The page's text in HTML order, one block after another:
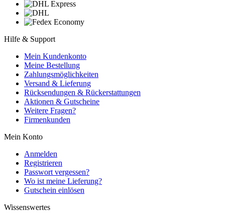
Hilfe & Support
Mein Kundenkonto
Meine Bestellung
Zahlungsmöglichkeiten
Versand & Lieferung
Rücksendungen & Rückerstattungen
Aktionen & Gutscheine
Weitere Fragen?
Firmenkunden
Mein Konto
Anmelden
Registrieren
Passwort vergessen?
Wo ist meine Lieferung?
Gutschein einlösen
Wissenswertes